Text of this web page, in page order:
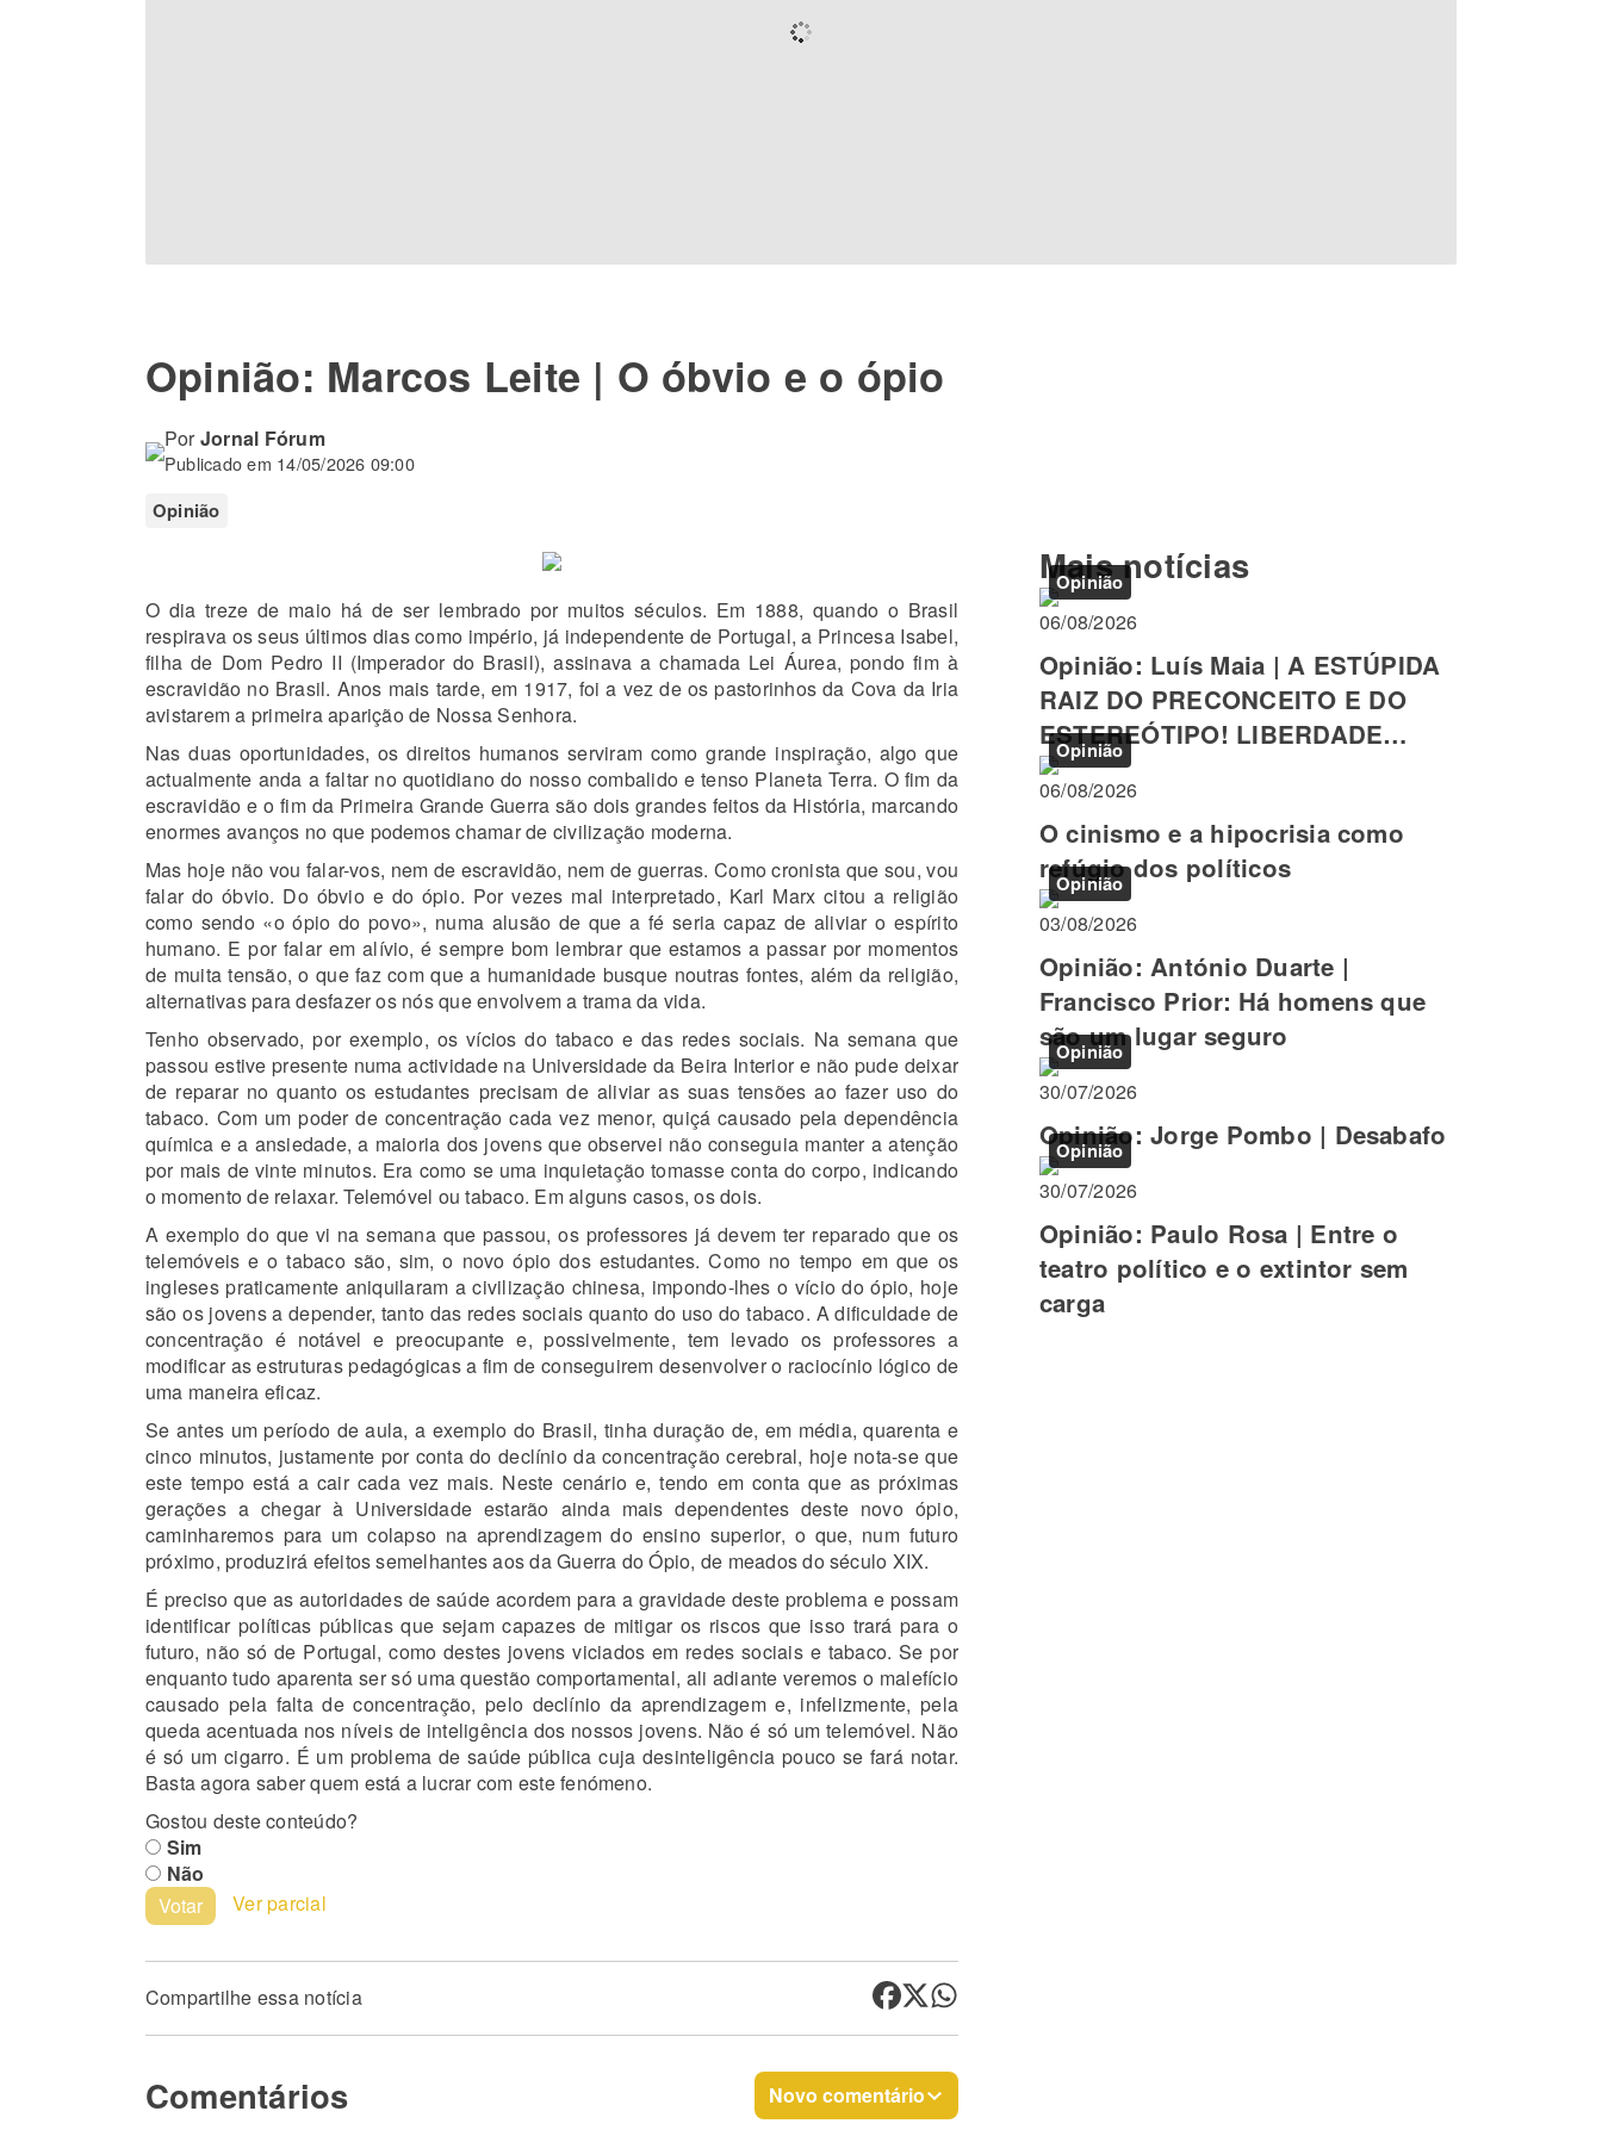
Opinião: Marcos Leite | O óbvio e o ópio
Por Jornal Fórum
Publicado em 14/05/2026 09:00
Opinião
O dia treze de maio há de ser lembrado por muitos séculos. Em 1888, quando o Brasil
respirava os seus últimos dias como império, já independente de Portugal, a Princesa Isabel,
filha de Dom Pedro II (Imperador do Brasil), assinava a chamada Lei Áurea, pondo fim à
escravidão no Brasil. Anos mais tarde, em 1917, foi a vez de os pastorinhos da Cova da Iria
avistarem a primeira aparição de Nossa Senhora.
Nas duas oportunidades, os direitos humanos serviram como grande inspiração, algo que
actualmente anda a faltar no quotidiano do nosso combalido e tenso Planeta Terra. O fim da
escravidão e o fim da Primeira Grande Guerra são dois grandes feitos da História, marcando
enormes avanços no que podemos chamar de civilização moderna.
Mas hoje não vou falar-vos, nem de escravidão, nem de guerras. Como cronista que sou, vou
falar do óbvio. Do óbvio e do ópio. Por vezes mal interpretado, Karl Marx citou a religião
como sendo «o ópio do povo», numa alusão de que a fé seria capaz de aliviar o espírito
humano. E por falar em alívio, é sempre bom lembrar que estamos a passar por momentos
de muita tensão, o que faz com que a humanidade busque noutras fontes, além da religião,
alternativas para desfazer os nós que envolvem a trama da vida.
Tenho observado, por exemplo, os vícios do tabaco e das redes sociais. Na semana que
passou estive presente numa actividade na Universidade da Beira Interior e não pude deixar
de reparar no quanto os estudantes precisam de aliviar as suas tensões ao fazer uso do
tabaco. Com um poder de concentração cada vez menor, quiçá causado pela dependência
química e a ansiedade, a maioria dos jovens que observei não conseguia manter a atenção
por mais de vinte minutos. Era como se uma inquietação tomasse conta do corpo, indicando
o momento de relaxar. Telemóvel ou tabaco. Em alguns casos, os dois.
A exemplo do que vi na semana que passou, os professores já devem ter reparado que os
telemóveis e o tabaco são, sim, o novo ópio dos estudantes. Como no tempo em que os
ingleses praticamente aniquilaram a civilização chinesa, impondo-lhes o vício do ópio, hoje
são os jovens a depender, tanto das redes sociais quanto do uso do tabaco. A dificuldade de
concentração é notável e preocupante e, possivelmente, tem levado os professores a
modificar as estruturas pedagógicas a fim de conseguirem desenvolver o raciocínio lógico de
uma maneira eficaz.
Se antes um período de aula, a exemplo do Brasil, tinha duração de, em média, quarenta e
cinco minutos, justamente por conta do declínio da concentração cerebral, hoje nota-se que
este tempo está a cair cada vez mais. Neste cenário e, tendo em conta que as próximas
gerações a chegar à Universidade estarão ainda mais dependentes deste novo ópio,
caminharemos para um colapso na aprendizagem do ensino superior, o que, num futuro
próximo, produzirá efeitos semelhantes aos da Guerra do Ópio, de meados do século XIX.
É preciso que as autoridades de saúde acordem para a gravidade deste problema e possam
identificar políticas públicas que sejam capazes de mitigar os riscos que isso trará para o
futuro, não só de Portugal, como destes jovens viciados em redes sociais e tabaco. Se por
enquanto tudo aparenta ser só uma questão comportamental, ali adiante veremos o malefício
causado pela falta de concentração, pelo declínio da aprendizagem e, infelizmente, pela
queda acentuada nos níveis de inteligência dos nossos jovens. Não é só um telemóvel. Não
é só um cigarro. É um problema de saúde pública cuja desinteligência pouco se fará notar.
Basta agora saber quem está a lucrar com este fenómeno.
Gostou deste conteúdo?
Sim
Não
Votar
Ver parcial
Compartilhe essa notícia
Comentários Novo comentário
Mais notícias
Opinião
06/08/2026
Opinião: Luís Maia | A ESTÚPIDA
RAIZ DO PRECONCEITO E DO
ESTEREÓTIPO! LIBERDADE
PSICOLÓGICA INDIVIDUAL
Opinião
06/08/2026
O cinismo e a hipocrisia como
refúgio dos políticos
Opinião
03/08/2026
Opinião: António Duarte |
Francisco Prior: Há homens que
são um lugar seguro
Opinião
30/07/2026
Opinião: Jorge Pombo | Desabafo
Opinião
30/07/2026
Opinião: Paulo Rosa | Entre o
teatro político e o extintor sem
carga